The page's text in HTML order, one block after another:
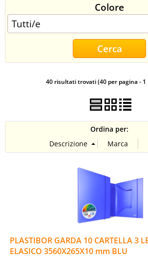
CONTATTI
Colore
40 risultati trovati (40 per pagina -
Ordina per:
PLASTIBOR GARDA 10 CARTELLA 3
ELASICO 3560X265X10 mm BLU